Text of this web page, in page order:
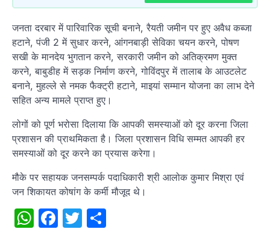
जनता दरबार में पारिवारिक सूची बनाने, रैयती जमीन पर हुए अवैध कब्जा
हटाने, पंजी 2 में सुधार करने, आंगनबाड़ी सेविका चयन करने, पोषण
सखी के मानदेय भुगतान करने, सरकारी जमीन को अतिक्रमण मुक्त
करने, बाबुडीह में सड़क निर्माण करने, गोविंदपुर में तालाब के आउटलेट
बनाने, मुहल्ले से नमक फैक्ट्री हटाने, माइयां सम्मान योजना का लाभ देने
सहित अन्य मामले प्राप्त हुए।
लोगों को पूर्ण भरोसा दिलाया कि आपकी समस्याओं को दूर करना जिला
प्रशासन की प्राथमिकता है। जिला प्रशासन विधि सम्मत आपकी हर
समस्याओं को दूर करने का प्रयास करेगा।
मौके पर सहायक जनसम्पर्क पदाधिकारी श्री आलोक कुमार मिश्रा एवं
जन शिकायत कोषांग के कर्मी मौजूद थे।
WhatsApp
Facebook
Twitter